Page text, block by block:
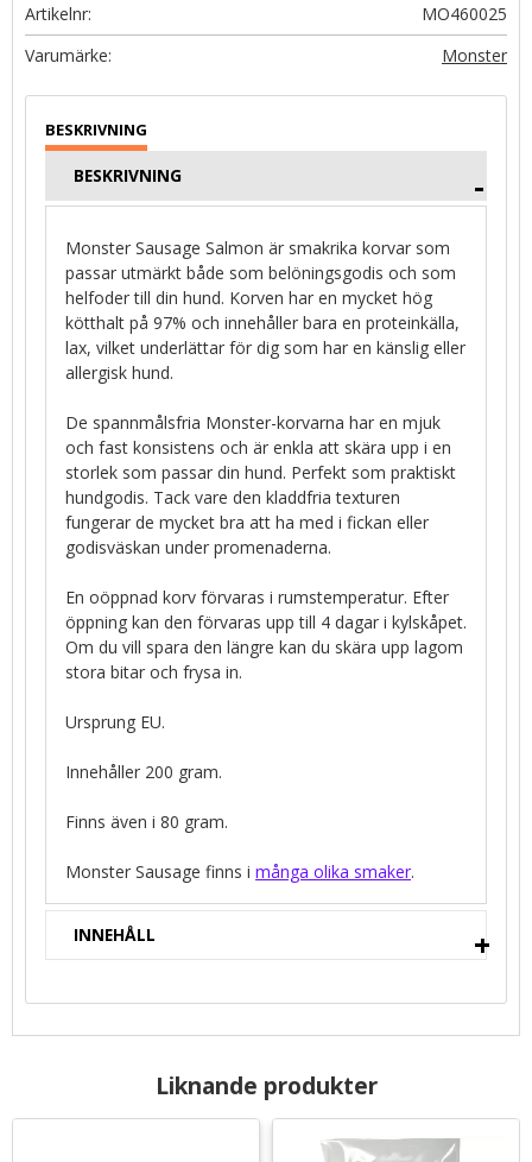
Artikelnr
MO460025
Monster
BESKRIVNING
Monster Sausage Salmon är smakrika korvar som
passar utmärkt både som belöningsgodis och som
helfoder till din hund. Korven har en mycket hög
kötthalt på 97% och innehåller bara en proteinkälla,
lax, vilket underlättar för dig som har en känslig eller
allergisk hund.
De spannmålsfria Monster-korvarna har en mjuk
och fast konsistens och är enkla att skära upp i en
storlek som passar din hund. Perfekt som praktiskt
hundgodis. Tack vare den kladdfria texturen
fungerar de mycket bra att ha med i fickan eller
godisväskan under promenaderna.
En oöppnad korv förvaras i rumstemperatur. Efter
öppning kan den förvaras upp till 4 dagar i kylskåpet.
Om du vill spara den längre kan du skära upp lagom
stora bitar och frysa in.
Ursprung EU.
Innehåller 200 gram.
Finns även i 80 gram.
Monster Sausage finns i många olika smaker.
INNEHÅLL
Liknande produkter